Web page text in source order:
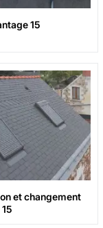
15
et changement